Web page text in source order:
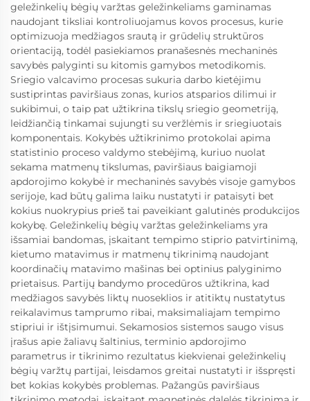
geležinkelių bėgių varžtas geležinkeliams gaminamas
naudojant tiksliai kontroliuojamus kovos procesus, kurie
optimizuoja medžiagos srautą ir grūdelių struktūros
orientaciją, todėl pasiekiamos pranašesnės mechaninės
savybės palyginti su kitomis gamybos metodikomis.
Sriegio valcavimo procesas sukuria darbo kietėjimu
sustiprintas paviršiaus zonas, kurios atsparios dilimui ir
sukibimui, o taip pat užtikrina tikslų sriegio geometriją,
leidžiančią tinkamai sujungti su veržlėmis ir sriegiuotais
komponentais. Kokybės užtikrinimo protokolai apima
statistinio proceso valdymo stebėjimą, kuriuo nuolat
sekama matmenų tikslumas, paviršiaus baigiamoji
apdorojimo kokybė ir mechaninės savybės visoje gamybos
serijoje, kad būtų galima laiku nustatyti ir pataisyti bet
kokius nuokrypius prieš tai paveikiant galutinės produkcijos
kokybę. Geležinkelių bėgių varžtas geležinkeliams yra
išsamiai bandomas, įskaitant tempimo stiprio patvirtinimą,
kietumo matavimus ir matmenų tikrinimą naudojant
koordinačių matavimo mašinas bei optinius palyginimo
prietaisus. Partijų bandymo procedūros užtikrina, kad
medžiagos savybės liktų nuoseklios ir atitiktų nustatytus
reikalavimus tamprumo ribai, maksimaliajam tempimo
stipriui ir ištįsimumui. Sekamosios sistemos saugo visus
įrašus apie žaliavų šaltinius, terminio apdorojimo
parametrus ir tikrinimo rezultatus kiekvienai geležinkelių
bėgių varžtų partijai, leisdamos greitai nustatyti ir išspręsti
bet kokias kokybės problemas. Pažangūs paviršiaus